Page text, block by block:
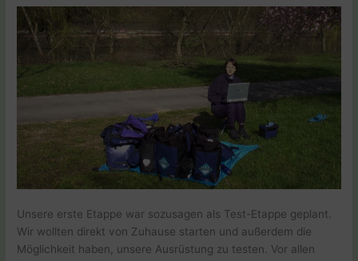
–
01.04.2001
Unsere erste Etappe war sozusagen als Test-Etappe geplant.
Wir wollten direkt von Zuhause starten und außerdem die
Möglichkeit haben, unsere Ausrüstung zu testen. Vor allen